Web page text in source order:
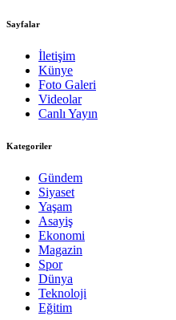
Sayfalar
İletişim
Künye
Foto Galeri
Videolar
Canlı Yayın
Kategoriler
Gündem
Siyaset
Yaşam
Asayiş
Ekonomi
Magazin
Spor
Dünya
Teknoloji
Eğitim